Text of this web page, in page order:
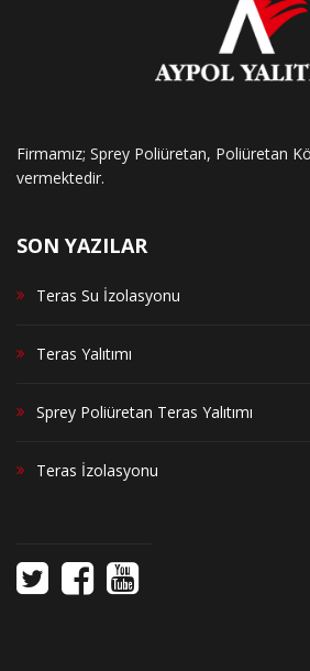
Firmamız; Sprey Poliüretan, Poliüretan
vermektedir.
SON YAZILAR
Teras Su İzolasyonu
Teras Yalıtımı
Sprey Poliüretan Teras Yalıtımı
Teras İzolasyonu